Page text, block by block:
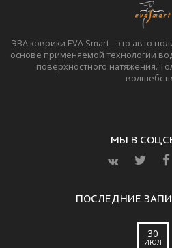
ЭВА коврики EVA Smart - это авто
основе применяемой технологии
поверхностного натяжения.
МЫ В
ПОСЛЕДНИЕ
30
ИЮЛ